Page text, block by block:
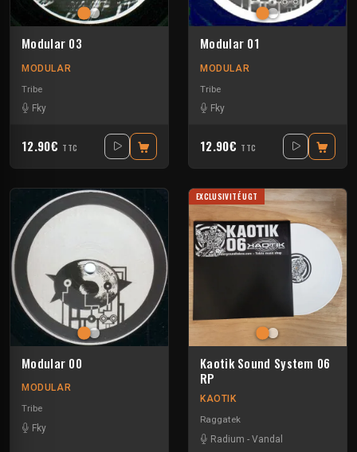
Modular 03
MODULAR
Tribe
Fky
12.90€ TTC
Modular 01
MODULAR
Tribe
Fky
12.90€ TTC
Modular 00
MODULAR
Tribe
Fky
EXCLUSIVITÉ UGT
Kaotik Sound System 06
RP
KAOTIK
Raggatek
Radium - Vandal